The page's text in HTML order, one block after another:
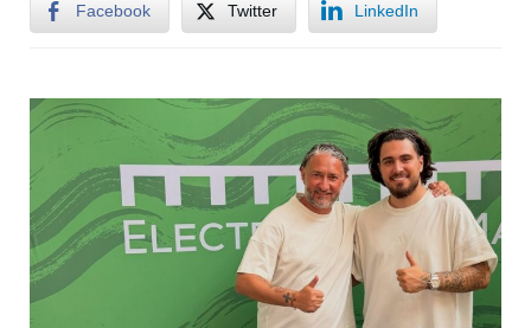
Facebook Twitter LinkedIn